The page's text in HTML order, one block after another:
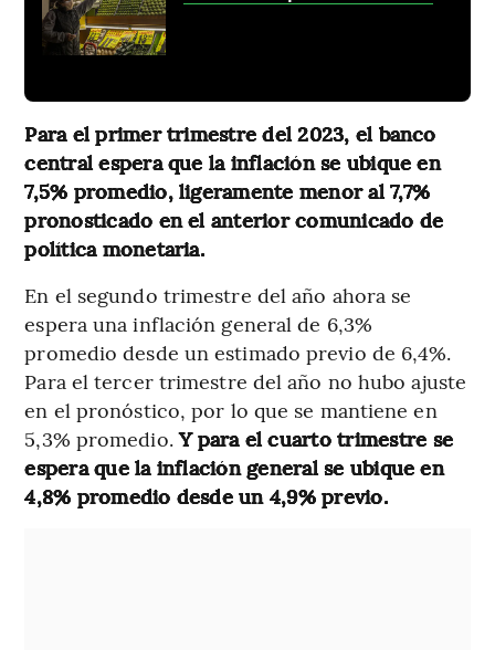
Para el primer trimestre del 2023, el banco
central espera que la inflación se ubique en
7,5% promedio, ligeramente menor al 7,7%
pronosticado en el anterior comunicado de
política monetaria.
En el segundo trimestre del año ahora se
espera una inflación general de 6,3%
promedio desde un estimado previo de 6,4%.
Para el tercer trimestre del año no hubo ajuste
en el pronóstico, por lo que se mantiene en
5,3% promedio.Y para el cuarto trimestre se
espera que la inflación general se ubique en
4,8% promedio desde un 4,9% previo.